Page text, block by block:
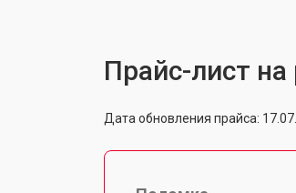
Прайс-лист
Дата обновления прайса: